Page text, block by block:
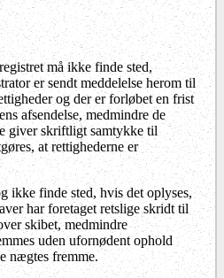
må ikke finde sted,
er sendt meddelelse herom til
og der er forløbet en frist
afsendelse, medmindre de
giver skriftligt samtykke til
at rettighederne er
ikke finde sted, hvis det oplyses,
har foretaget retslige skridt til
skibet, medmindre
uden ufornødent ophold
nægtes fremme.